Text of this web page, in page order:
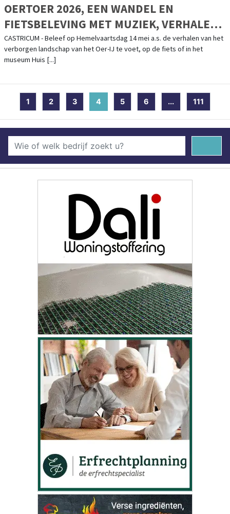
OERTOER 2026, EEN WANDEL EN
FIETSBELEVING MET MUZIEK, VERHALEN,
AMBACHTEN EN NOG VEEL MEER
CASTRICUM - Beleef op Hemelvaartsdag 14 mei a.s. de verhalen van het
verborgen landschap van het Oer-IJ te voet, op de fiets of in het
museum Huis [...]
1 2 3 4 (current)
5 6 ... 111